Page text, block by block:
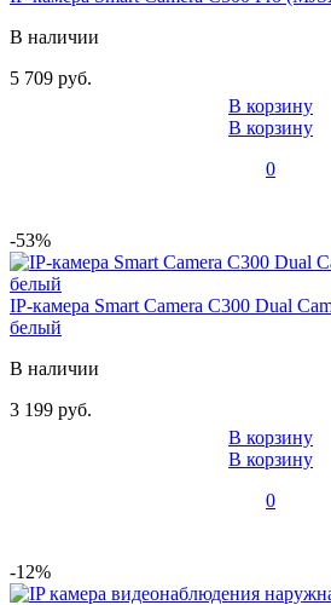
В наличии
5 709 руб.
В корзину
В корзину
0
-53%
IP-камера Smart Camera C300 Dual
белый
В наличии
3 199 руб.
В корзину
В корзину
0
-12%